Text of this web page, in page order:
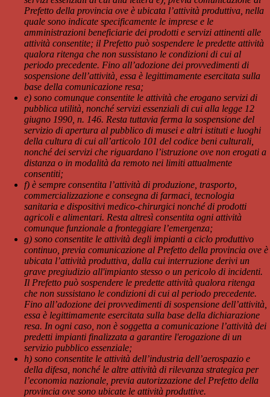
Prefetto della provincia ove è ubicata l’attività produttiva, nella
quale sono indicate specificamente le imprese e le
amministrazioni beneficiarie dei prodotti e servizi attinenti alle
attività consentite; il Prefetto può sospendere le predette attività
qualora ritenga che non sussistano le condizioni di cui al
periodo precedente. Fino all’adozione dei provvedimenti di
sospensione dell’attività, essa è legittimamente esercitata sulla
base della comunicazione resa;
e) sono comunque consentite le attività che erogano servizi di
pubblica utilità, nonché servizi essenziali di cui alla legge 12
giugno 1990, n. 146. Resta tuttavia ferma la sospensione del
servizio di apertura al pubblico di musei e altri istituti e luoghi
della cultura di cui all’articolo 101 del codice beni culturali,
nonché dei servizi che riguardano l’istruzione ove non erogati a
distanza o in modalità da remoto nei limiti attualmente
consentiti;
f) è sempre consentita l’attività di produzione, trasporto,
commercializzazione e consegna di farmaci, tecnologia
sanitaria e dispositivi medico-chirurgici nonché di prodotti
agricoli e alimentari. Resta altresì consentita ogni attività
comunque funzionale a fronteggiare l’emergenza;
g) sono consentite le attività degli impianti a ciclo produttivo
continuo, previa comunicazione al Prefetto della provincia ove è
ubicata l’attività produttiva, dalla cui interruzione derivi un
grave pregiudizio all'impianto stesso o un pericolo di incidenti.
Il Prefetto può sospendere le predette attività qualora ritenga
che non sussistano le condizioni di cui al periodo precedente.
Fino all’adozione dei provvedimenti di sospensione dell’attività,
essa è legittimamente esercitata sulla base della dichiarazione
resa. In ogni caso, non è soggetta a comunicazione l’attività dei
predetti impianti finalizzata a garantire l'erogazione di un
servizio pubblico essenziale;
h) sono consentite le attività dell’industria dell’aerospazio e
della difesa, nonché le altre attività di rilevanza strategica per
l’economia nazionale, previa autorizzazione del Prefetto della
provincia ove sono ubicate le attività produttive.